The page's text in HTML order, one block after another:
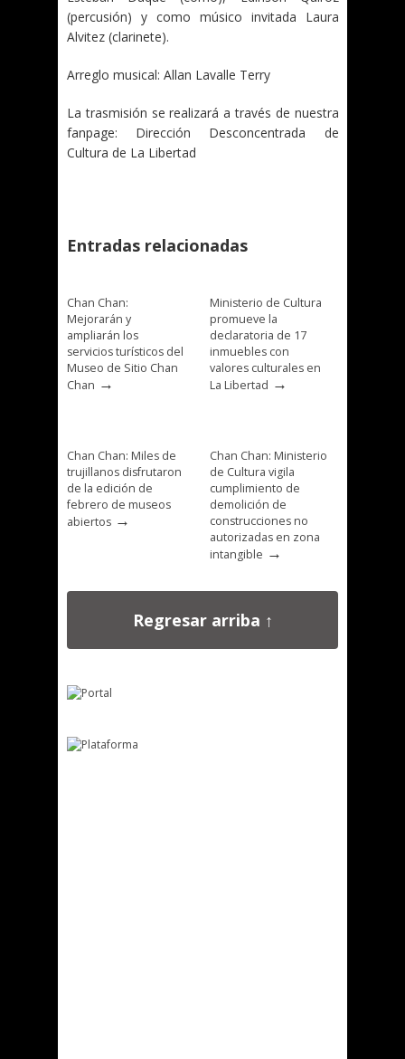
(percusión) y como músico invitada Laura
Alvitez (clarinete).
Arreglo musical: Allan Lavalle Terry
La trasmisión se realizará a través de nuestra
fanpage: Dirección Desconcentrada de
Cultura de La Libertad
Entradas relacionadas
Chan Chan:
Mejorarán y
ampliarán los
servicios turísticos del
Museo de Sitio Chan
Chan →
Ministerio de Cultura
promueve la
declaratoria de 17
inmuebles con
valores culturales en
La Libertad →
Chan Chan: Miles de
trujillanos disfrutaron
de la edición de
febrero de museos
abiertos →
Chan Chan: Ministerio
de Cultura vigila
cumplimiento de
demolición de
construcciones no
autorizadas en zona
intangible →
Regresar arriba ↑